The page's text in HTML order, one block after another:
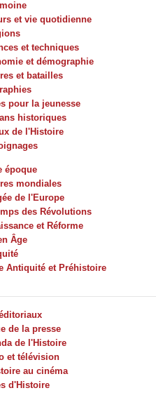
et vie quotidienne
et techniques
et démographie
et batailles
pour la jeunesse
historiques
de l'Histoire
époque
mondiales
de l'Europe
des Révolutions
et Réforme
Âge
Antiquité et Préhistoire
de la presse
de l'Histoire
et télévision
au cinéma
d'Histoire